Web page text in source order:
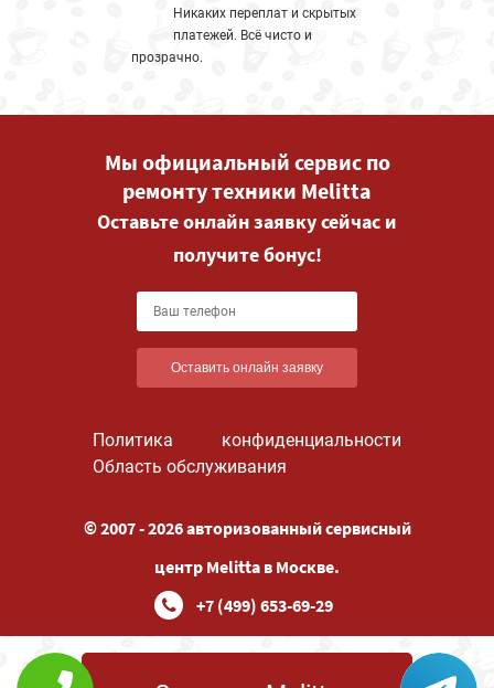
Никаких переплат и скрытых
платежей. Всё чисто и
прозрачно.
Мы официальный сервис по
ремонту техники Melitta
Оставьте онлайн заявку сейчас и
получите бонус!
Оставить онлайн заявку
Политика конфиденциальности
Область обслуживания
© 2007 - 2026 авторизованный сервисный
центр Melitta в Москве.
+7 (499) 653-69-29